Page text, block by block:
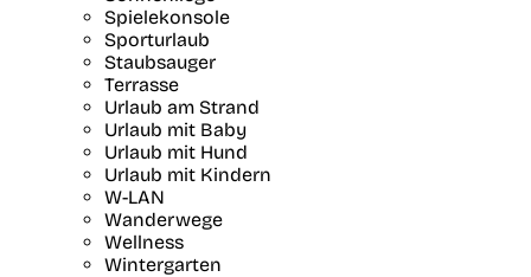
Spielekonsole
Sporturlaub
Staubsauger
Terrasse
Urlaub am Strand
Urlaub mit Baby
Urlaub mit Hund
Urlaub mit Kindern
W-LAN
Wanderwege
Wellness
Wintergarten